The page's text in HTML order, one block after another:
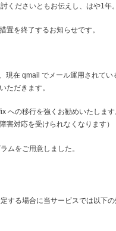
くださいともお伝えし、はや1年
置を終了するお知らせです。
現在 qmail でメール運用されて
ただきます。
への移行を強くお勧めいたしま
害対応を受けられなくなります）
ムをご用意しました。
する場合に当サービスでは以下